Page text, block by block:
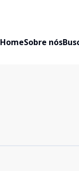
HomeSobre nós